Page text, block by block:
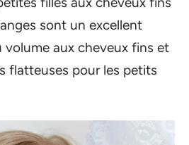
sont un excellent
volume aux cheveux fins et
flatteuses pour les petits